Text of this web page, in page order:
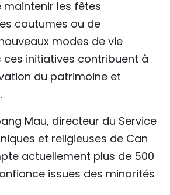
maintenir les fêtes
coutumes ou de
modes de vie
ces initiatives contribuent à
du patrimoine et
Mau, directeur du Service
et religieuses de Can
actuellement plus de 500
issues des minorités